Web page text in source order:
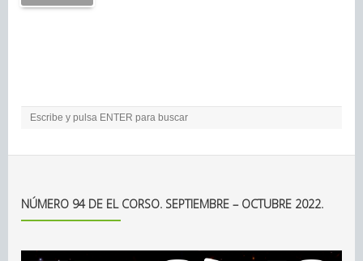
NÚMERO 94 DE EL CORSO. SEPTIEMBRE – OCTUBRE 2022.